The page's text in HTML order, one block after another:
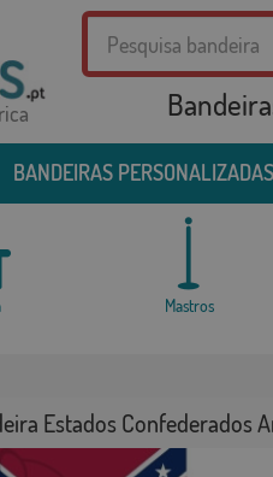
BANDEIRAS PERSONALIZADAS
Mastros
Estados Confederados